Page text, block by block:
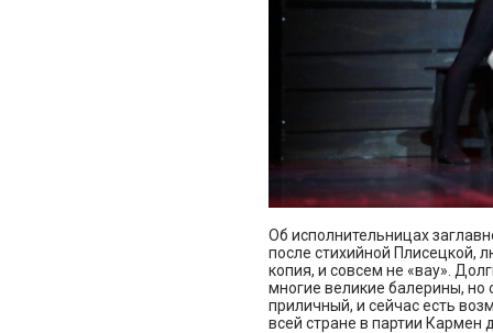
Об исполнительницах
после стихийной Плисецкой,
копия, и совсем не «вау».
многие великие балерины,
приличный, и сейчас есть
всей стране в партии